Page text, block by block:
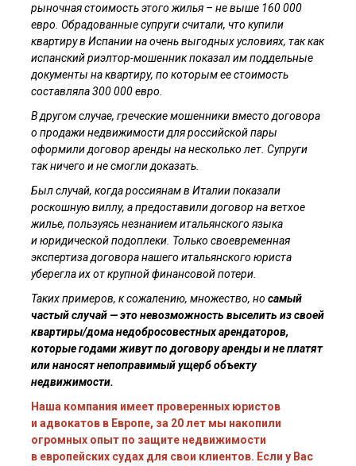
рыночная стоимость этого жилья – не выше 160 000
евро. Обрадованные супруги считали, что купили
квартиру в Испании на очень выгодных условиях, так как
испанский риэлтор-мошенник показал им поддельные
документы на квартиру, по которым ее стоимость
составляла 300 000 евро.
В другом случае, греческие мошенники вместо договора
о продажи недвижимости для российской пары
оформили договор аренды на несколько лет. Супруги
так ничего и не смогли доказать.
Был случай, когда россиянам в Италии показали
роскошную виллу, а предоставили договор на ветхое
жилье, пользуясь незнанием итальянского языка
и юридической подоплеки. Только своевременная
экспертиза договора нашего итальянского юриста
уберегла их от крупной финансовой потери.
Таких примеров, к сожалению, множество, но самый
частый случай — это невозможность выселить из своей
квартиры/дома недобросовестных арендаторов,
которые годами живут по договору аренды и не платят
или наносят непоправимый ущерб объекту
недвижимости.
Наша компания имеет проверенных юристов
и адвокатов в Европе, за 20 лет мы накопили
огромных опыт по защите недвижимости
в европейских судах для свои клиентов. Если у Вас